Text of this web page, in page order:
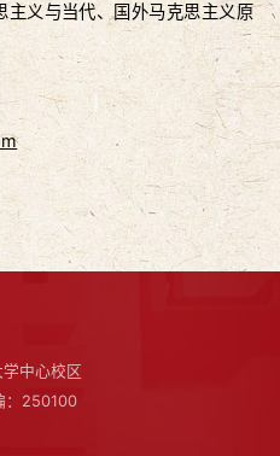
主义与当代、国外马克思主义原
中心校区
：250100